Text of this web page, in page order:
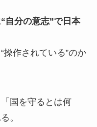
自分の意志”で日本
操作されている”のか
国を守るとは何
。